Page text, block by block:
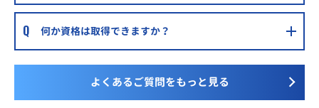
何か資格は取得できますか？
よくあるご質問をもっと見る